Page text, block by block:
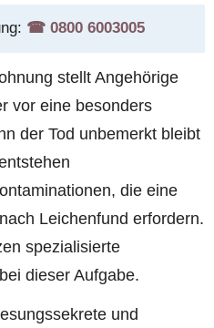
☎︎ 0800 6003005
stellt Angehörige
vor eine besonders
der Tod unbemerkt bleibt
die eine
Leichenfund erfordern.
spezialisierte
dieser Aufgabe.
und